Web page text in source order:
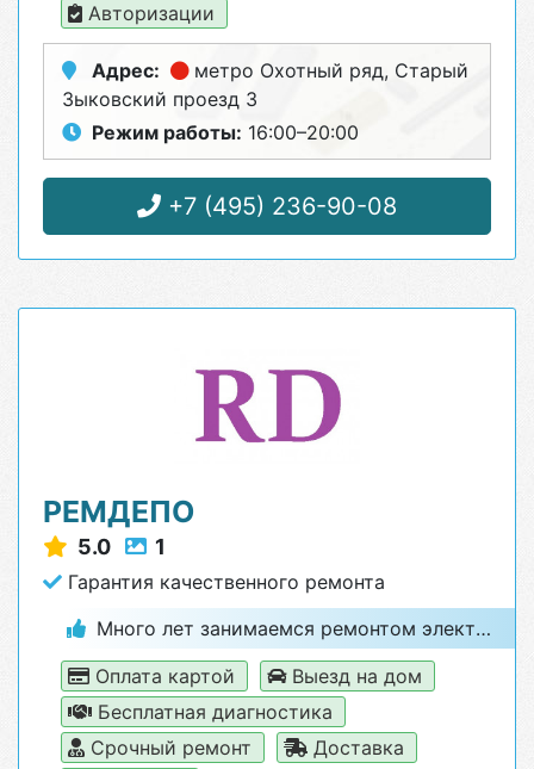
Авторизации
Адрес: метро Охотный ряд, Старый
Зыковский проезд 3
Режим работы: 16:00–20:00
+7 (495) 236-90-08
РЕМДЕПО
5.0 1
Гарантия качественного ремонта
Много лет занимаемся ремонтом электроники и бытовой техники
Оплата картой
Выезд на дом
Бесплатная диагностика
Срочный ремонт
Доставка